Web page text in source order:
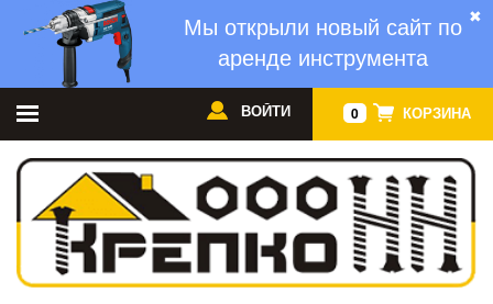
✖
Мы открыли новый сайт по
аренде инструмента
0 КОРЗИНА
ВОЙТИ